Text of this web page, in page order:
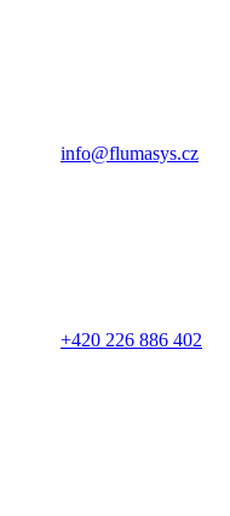
info@flumasys.cz
+420 226 886 402